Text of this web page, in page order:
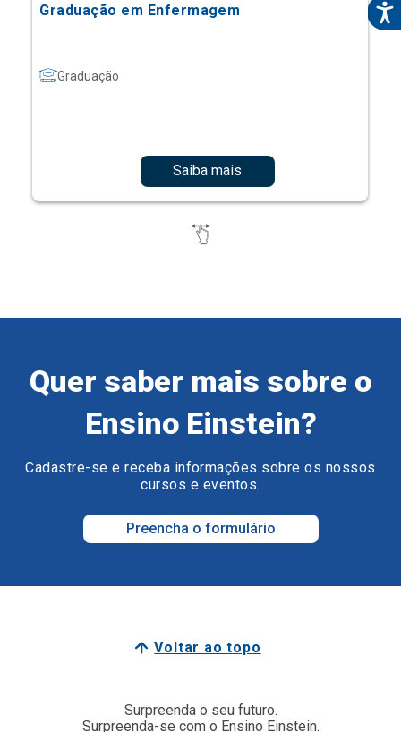
Graduação em Enfermagem
Graduação
Saiba mais
Quer saber mais sobre o
Ensino Einstein?
Cadastre-se e receba informações sobre os nossos
cursos e eventos.
Preencha o formulário
Voltar ao topo
Surpreenda o seu futuro.
Surpreenda-se com o Ensino Einstein.